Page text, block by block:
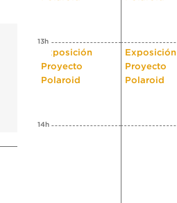
13h
Exposición
Proyecto
Polaroid
Exposición
Proyecto
Polaroid
14h